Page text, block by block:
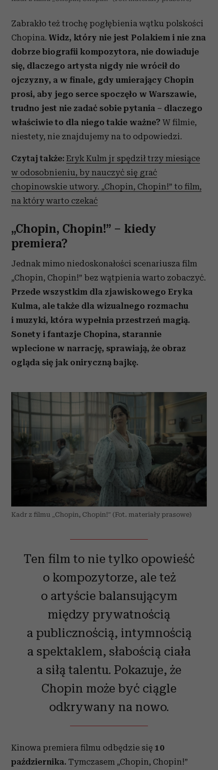
Zabrakło też trochę pogłębienia wątku polskości
Chopina. Widz, który nie jest Polakiem i nie zna
dobrze biografii kompozytora, nie dowiaduje
się, dlaczego artysta nigdy nie wrócił do
ojczyzny, a w finale, gdy umierający Chopin
prosi, aby jego serce spoczęło w Warszawie,
trudno jest nie zadać sobie pytania – dlaczego
właściwie to dla niego takie ważne? W filmie,
niestety, nie znajdujemy na to odpowiedzi.
Czytaj także: Eryk Kulm jr spędził trzy miesiące
w odosobnieniu, by nauczyć się grać
chopinowskie utwory. „Chopin, Chopin!” to film,
na który warto czekać
„Chopin, Chopin!” – kiedy
premiera?
Jednak mimo niedoskonałości scenariusza film
„Chopin, Chopin!” bez wątpienia warto zobaczyć.
Przede wszystkim dla zjawiskowego Eryka
Kulma, ale także dla wizualnego rozmachu
i muzyki, która wypełnia przestrzeń magią.
Sonety i fantazje Chopina, starannie
wplecione w narrację, sprawiają, że obraz
ogląda się jak oniryczną bajkę.
Kadr z filmu „Chopin, Chopin!” (Fot. materiały prasowe)
Ten film to nie tylko opowieść
o kompozytorze, ale też
o artyście balansującym
między prywatnością
a publicznością, intymnością
a spektaklem, słabością ciała
a siłą talentu. Pokazuje, że
Chopin może być ciągle
odkrywany na nowo.
Kinowa premiera filmu odbędzie się 10
października. Tymczasem „Chopin, Chopin!”